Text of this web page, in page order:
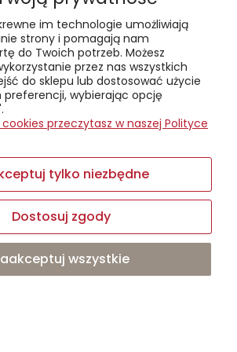
opinie (pozytywne i
czy pochodzą one od
dany produkt.
im technologie umożliwiają
strony i pomagają nam
do Twoich potrzeb. Możesz
przez nas wszystkich
do sklepu lub dostosować użycie
preferencji, wybierając opcję
przeczytasz w naszej Polityce
tylko niezbędne
Dostosuj zgody
wszystkie